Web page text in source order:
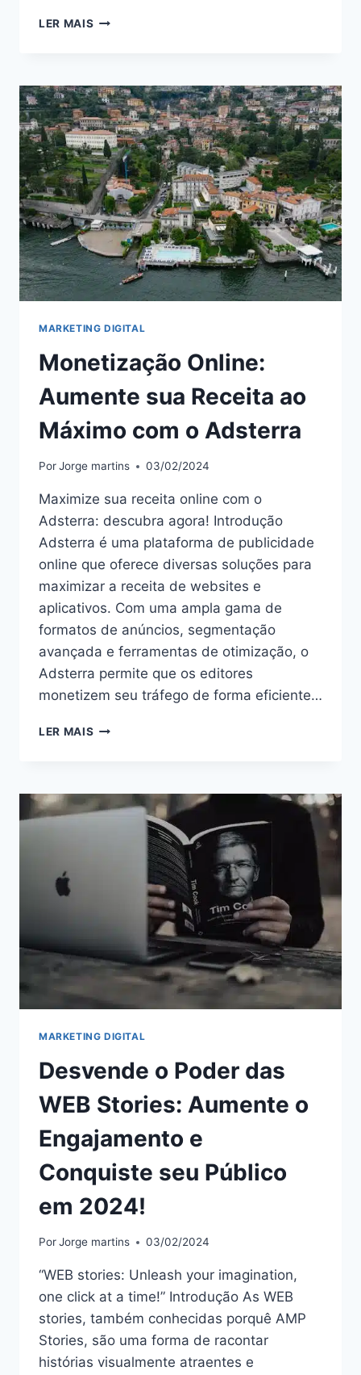
LER MAIS VIVER
2024:
DESCUBRA
COMO
ALCANÇAR
A
INDEPENDÊNCIA
FINANCEIRA
ONLINE
MARKETING DIGITAL
Monetização Online:
Aumente sua Receita ao
Máximo com o Adsterra
PorJorge martins 03/02/2024
Maximize sua receita online com o
Adsterra: descubra agora! Introdução
Adsterra é uma plataforma de publicidade
online que oferece diversas soluções para
maximizar a receita de websites e
aplicativos. Com uma ampla gama de
formatos de anúncios, segmentação
avançada e ferramentas de otimização, o
Adsterra permite que os editores
monetizem seu tráfego de forma eficiente…
LER MAIS MONETIZAÇÃO
RECEITA
AO
ADSTERRA
MARKETING DIGITAL
Desvende o Poder das
WEB Stories: Aumente o
Engajamento e
Conquiste seu Público
em 2024!
PorJorge martins 03/02/2024
“WEB stories: Unleash your imagination,
one click at a time!” Introdução As WEB
stories, também conhecidas porquê AMP
Stories, são uma forma de racontar
histórias visualmente atraentes e